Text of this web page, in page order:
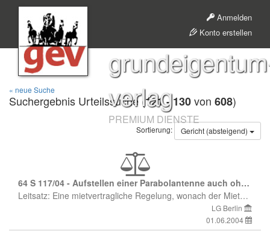
Anmelden
Konto erstellen
verlag
PREMIUM DIENSTE
« neue Suche
Suchergebnis Urteilssuche (121 - 130von 608)
Sortierung: Gericht (absteigend)
64 S 117/04 - Aufstellen einer Parabolantenne auch ohne Substanzverletzung genehmigungspflichtig
Leitsatz: Eine mietvertragliche Regelung, wonach der Mieter außerhalb der Wohnung keine Parabolantenne anbringen darf, ist wirksam und umfaßt auch das Aufstellen einer mobilen Parabolantenne auf dem Balkon (gegen LG Berlin GE 2003, 1330).
LG Berlin
01.06.2004